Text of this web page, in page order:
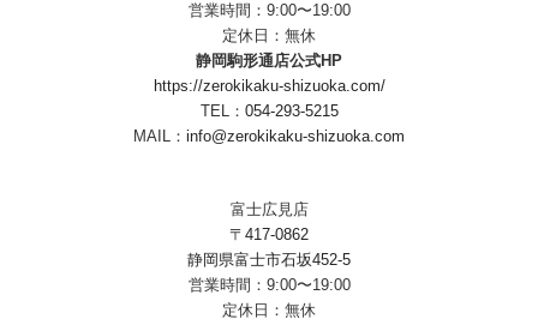
営業時間：9:00〜19:00
定休日：無休
静岡駒形通店公式HP
https://zerokikaku-shizuoka.com/
TEL： 054-293-5215
MAIL： info@zerokikaku-shizuoka.com
富士広見店
〒417-0862
静岡県富士市石坂452-5
営業時間：9:00〜19:00
定休日：無休